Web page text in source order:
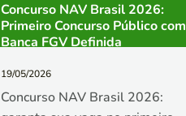
Concurso NAV Brasil 2026:
Primeiro Concurso Público com
Banca FGV Definida
19/05/2026
Concurso NAV Brasil 2026: